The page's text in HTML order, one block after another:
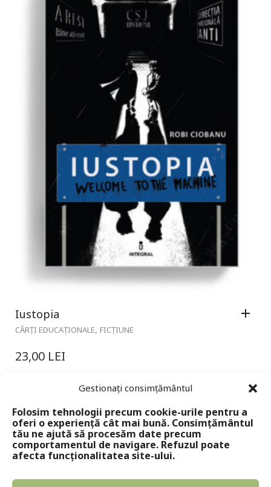
Gestionați consimțământul
Folosim tehnologii precum cookie-urile pentru a
oferi o experiență cât mai bună. Consimțământul
tău ne ajută să procesăm date precum
comportamentul de navigare. Refuzul poate
afecta funcționalitatea site-ului.
Iustopia
CĂRȚI EDUCAȚIONALE, FICȚIUNE
23,00 LEI